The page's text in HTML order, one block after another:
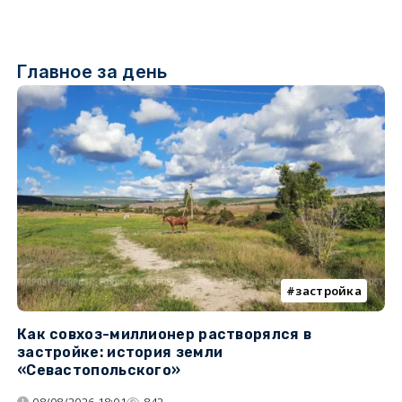
Главное за день
застройка
Как совхоз-миллионер растворялся в
застройке: история земли
«Севастопольского»